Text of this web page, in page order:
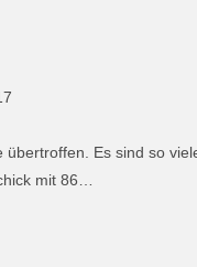
Es sind so
mit 86…